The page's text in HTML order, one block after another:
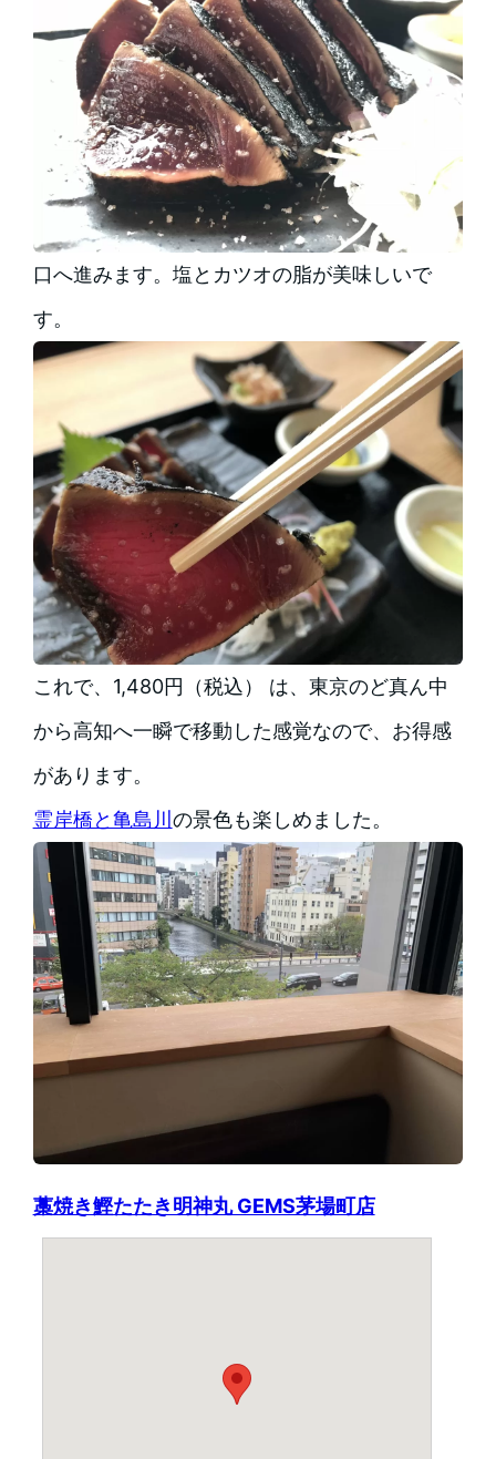
口へ進みます。塩とカツオの脂が美味しいで
す。
これで、1,480円（税込） は、東京のど真ん中
から高知へ一瞬で移動した感覚なので、お得感
があります。
霊岸橋と亀島川の景色も楽しめました。
藁焼き鰹たたき明神丸 GEMS茅場町店